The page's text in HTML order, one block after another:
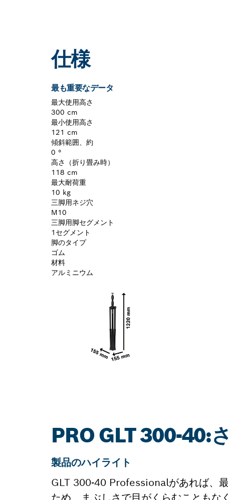
仕様
最も重要なデータ
最大使用高さ
300 cm
最小使用高さ
121 cm
傾斜範囲、約
0 °
高さ（折り畳み時）
118 cm
最大耐荷重
10 kg
三脚用ネジ穴
M10
三脚用脚セグメント
1セグメント
脚のタイプ
ゴム
材料
アルミニウム
PRO GLT 300-40:
製品のハイライト
GLT 300-40 Professionalがあれば、